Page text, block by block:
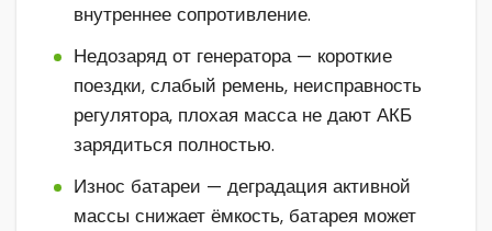
внутреннее сопротивление.
Недозаряд от генератора — короткие
поездки, слабый ремень, неисправность
регулятора, плохая масса не дают АКБ
зарядиться полностью.
Износ батареи — деградация активной
массы снижает ёмкость, батарея может